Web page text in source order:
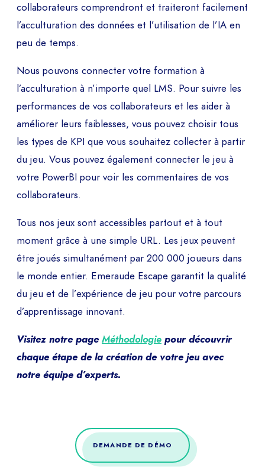
collaborateurs comprendront et traiteront facilement
l’acculturation des données et l’utilisation de l’IA en
peu de temps.
Nous pouvons connecter votre formation à
l’acculturation à n’importe quel LMS. Pour suivre les
performances de vos collaborateurs et les aider à
améliorer leurs faiblesses, vous pouvez choisir tous
les types de KPI que vous souhaitez collecter à partir
du jeu. Vous pouvez également connecter le jeu à
votre PowerBI pour voir les commentaires de vos
collaborateurs.
Tous nos jeux sont accessibles partout et à tout
moment grâce à une simple URL. Les jeux peuvent
être joués simultanément par 200 000 joueurs dans
le monde entier. Emeraude Escape garantit la qualité
du jeu et de l’expérience de jeu pour votre parcours
d’apprentissage innovant.
Visitez notre page Méthodologie pour découvrir
chaque étape de la création de votre jeu avec
notre équipe d’experts.
DEMANDE DE DÉMO